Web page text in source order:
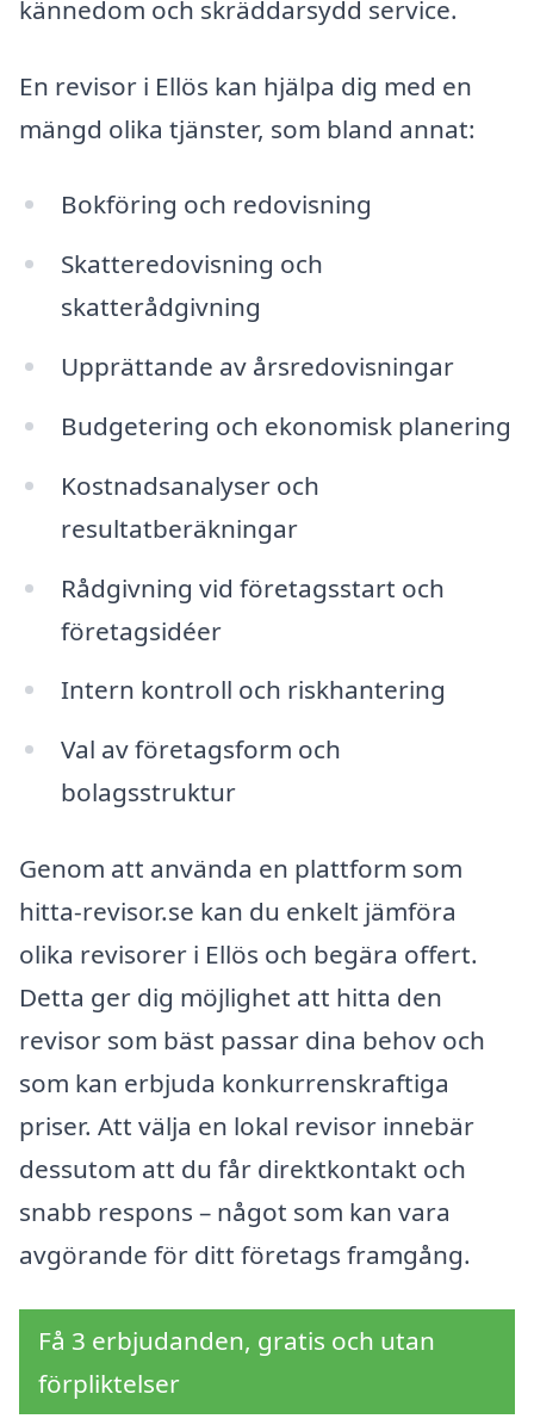
kännedom och skräddarsydd service.
En revisor i Ellös kan hjälpa dig med en
mängd olika tjänster, som bland annat:
Bokföring och redovisning
Skatteredovisning och
skatterådgivning
Upprättande av årsredovisningar
Budgetering och ekonomisk planering
Kostnadsanalyser och
resultatberäkningar
Rådgivning vid företagsstart och
företagsidéer
Intern kontroll och riskhantering
Val av företagsform och
bolagsstruktur
Genom att använda en plattform som
hitta-revisor.se kan du enkelt jämföra
olika revisorer i Ellös och begära offert.
Detta ger dig möjlighet att hitta den
revisor som bäst passar dina behov och
som kan erbjuda konkurrenskraftiga
priser. Att välja en lokal revisor innebär
dessutom att du får direktkontakt och
snabb respons – något som kan vara
avgörande för ditt företags framgång.
Få 3 erbjudanden, gratis och utan
förpliktelser